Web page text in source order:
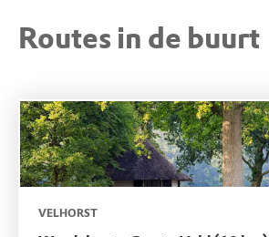
De koepel is halverwege de 19de
Staring, de dochter van de
Achterhoekse dichter. Zij koos
om er na een ritje met de koets
verpozen met haar vriendinnen.
Routes in de buurt
VELHORST